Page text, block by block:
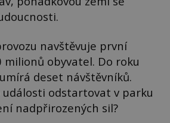
navštěvuje první
milionů obyvatel. Do roku
deset návštěvníků.
odstartovat v parku
nadpřirozených sil?